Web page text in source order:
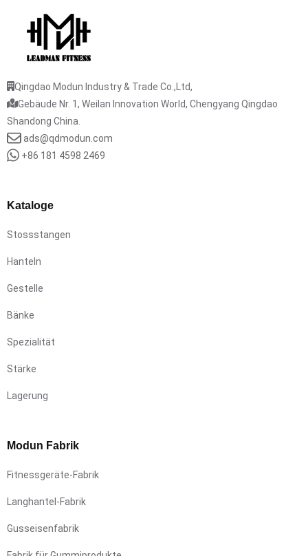
Qingdao Modun Industry & Trade Co.,Ltd,
Gebäude Nr. 1, Weilan Innovation World, Chengyang Qingdao
Shandong China.
ads@qdmodun.com
+86 181 4598 2469
Kataloge
Stossstangen
Hanteln
Gestelle
Bänke
Spezialität
Stärke
Lagerung
Modun Fabrik
Fitnessgeräte-Fabrik
Langhantel-Fabrik
Gusseisenfabrik